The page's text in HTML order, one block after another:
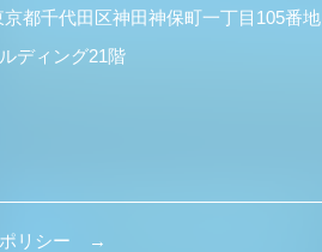
京都千代田区神田神保町一丁目105番地
ディング21階
ポリシー →